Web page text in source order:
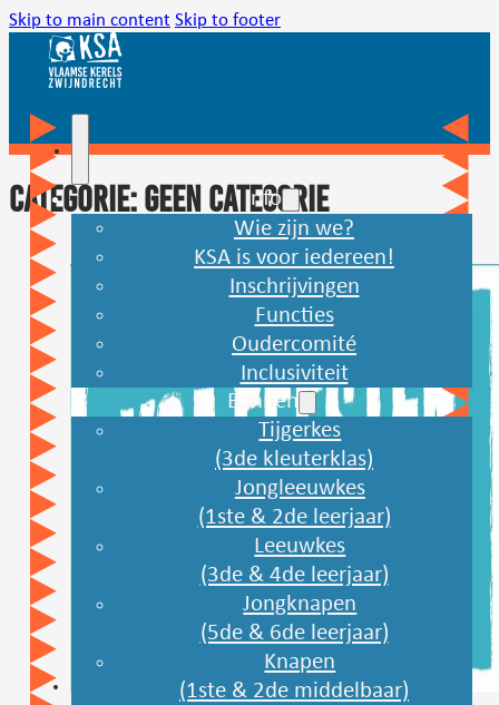
Skip to main content Skip to footer
Info
Wie zijn we?
KSA is voor iedereen!
Inschrijvingen
Functies
Oudercomité
Inclusiviteit
Bannen
Tijgerkes
(3de kleuterklas)
Jongleeuwkes
(1ste & 2de leerjaar)
Leeuwkes
(3de & 4de leerjaar)
Jongknapen
(5de & 6de leerjaar)
Knapen
(1ste & 2de middelbaar)
Categorie:Geen categorie